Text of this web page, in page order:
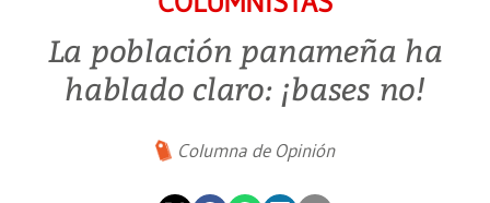
La población panameña ha
hablado claro: ¡bases no!
Columna de Opinión